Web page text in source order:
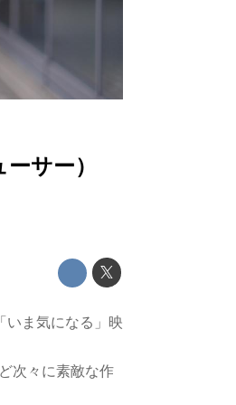
サー）
いま気になる」映
次々に素敵な作